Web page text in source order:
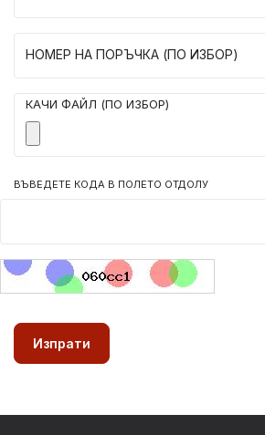
НОМЕР НА ПОРЪЧКА (ПО ИЗБОР)
КАЧИ ФАЙЛ (ПО ИЗБОР)
ВЪВЕДЕТЕ КОДА В ПОЛЕТО ОТДОЛУ